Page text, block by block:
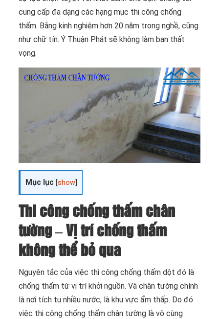
cung cấp đa dạng các hạng mục thi công chống
thấm. Bằng kinh nghiệm hơn 20 năm trong nghề, cũng
như chữ tín. Ý Thuận Phát sẽ không làm bạn thất
vọng.
Mục lục [show
Thi công chống thấm chân
tường – Vị trí chống thấm
không thể bỏ qua
Nguyên tắc của việc thi công chống thấm dột đó là
chống thấm từ vị trí khởi nguồn. Và chân tường chính
là nơi tích tụ nhiều nước, là khu vực ẩm thấp. Do đó
việc thi công chống thấm chân tường là vô cùng